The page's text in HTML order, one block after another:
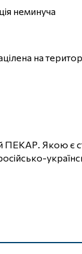
неминуча
на